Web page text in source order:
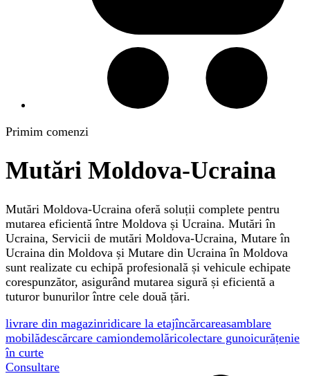
Primim comenzi
Mutări Moldova-Ucraina
Mutări Moldova-Ucraina oferă soluții complete pentru
mutarea eficientă între Moldova și Ucraina. Mutări în
Ucraina, Servicii de mutări Moldova-Ucraina, Mutare în
Ucraina din Moldova și Mutare din Ucraina în Moldova
sunt realizate cu echipă profesională și vehicule echipate
corespunzător, asigurând mutarea sigură și eficientă a
tuturor bunurilor între cele două țări.
livrare din magazinridicare la etajîncărcareasamblare
mobilădescărcare camiondemolăricolectare gunoicurățenie
în curte
Consultare